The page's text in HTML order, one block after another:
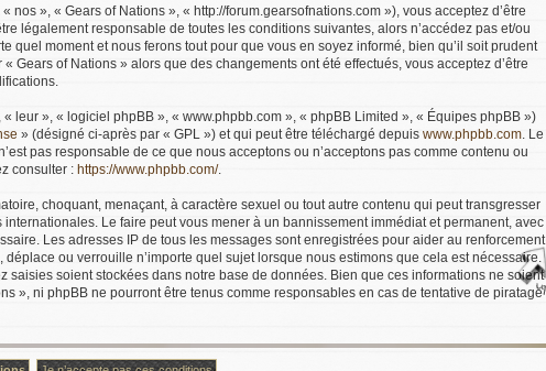
», « Gears of Nations », « http://forum.gearsofnations.com »), vous acceptez d’être
légalement responsable de toutes les conditions suivantes, alors n’accédez pas et/ou
quel moment et nous ferons tout pour que vous en soyez informé, bien qu’il soit prudent
Gears of Nations » alors que des changements ont été effectués, vous acceptez d’être
leur », « logiciel phpBB », « www.phpbb.com », « phpBB Limited », « Équipes phpBB »)
» (désigné ci-après par « GPL ») et qui peut être téléchargé depuis www.phpbb.com . Le
pas responsable de ce que nous acceptons ou n’acceptons pas comme contenu ou
consulter : https://www.phpbb.com/.
choquant, menaçant, à caractère sexuel ou tout autre contenu qui peut transgresser
Le faire peut vous mener à un bannissement immédiat et permanent, avec
Les adresses IP de tous les messages sont enregistrées pour aider au renforcement
ou verrouille n’importe quel sujet lorsque nous estimons que cela est nécessaire.
soient stockées dans notre base de données. Bien que ces informations ne soient
», ni phpBB ne pourront être tenus comme responsables en cas de tentative de piratage